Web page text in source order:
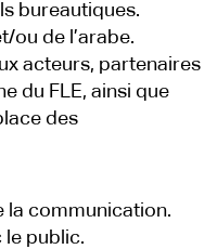
bureautiques.
ou de l’arabe.
acteurs, partenaires
du FLE, ainsi que
des
la communication.
le public.